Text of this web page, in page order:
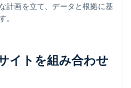
計画を立て、データと根拠に基
。
イトを組み合わせ